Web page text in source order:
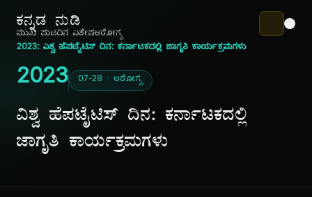
ಕನ್ನಡ ನುಡಿ
ಮುಖ ಪುಟದಿನ ವಿಶೇಷಆರೋಗ್ಯ
2023: ವಿಶ್ವ ಹೆಪಟೈಟಿಸ್ ದಿನ: ಕರ್ನಾಟಕದಲ್ಲಿ ಜಾಗೃತಿ ಕಾರ್ಯಕ್ರಮಗಳು
2023 07-28 · ಆರೋಗ್ಯ
ವಿಶ್ವ ಹೆಪಟೈಟಿಸ್ ದಿನ: ಕರ್ನಾಟಕದಲ್ಲಿ
ಜಾಗೃತಿ ಕಾರ್ಯಕ್ರಮಗಳು